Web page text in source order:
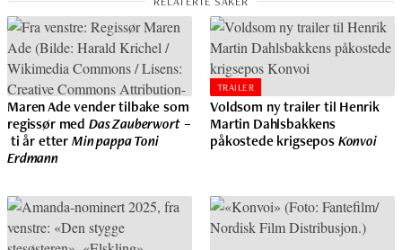
Maren Ade vender tilbake som
regissør med Das Zauberwort–
ti år etterMin pappa Toni
Erdmann
TRAILER
Voldsom ny trailer til Henrik
Martin Dahlsbakkens
påkostede krigseposKonvoi